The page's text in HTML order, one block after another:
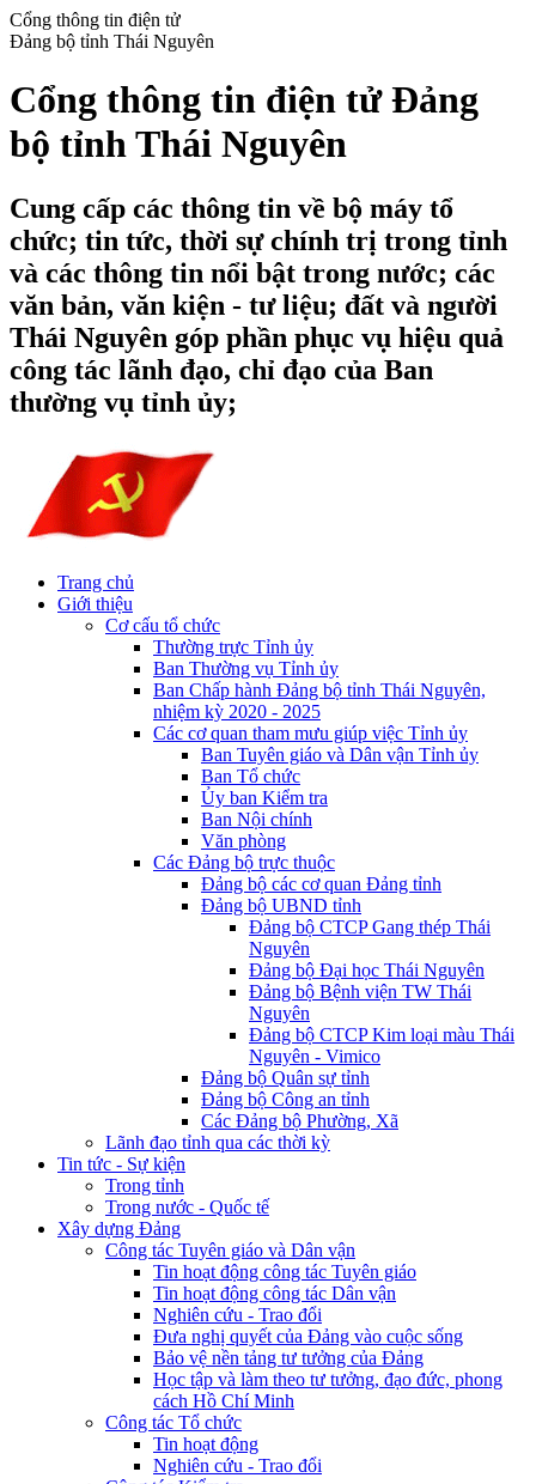
Cổng thông tin điện tử
Đảng bộ tỉnh Thái Nguyên
Cổng thông tin điện tử Đảng
bộ tỉnh Thái Nguyên
Cung cấp các thông tin về bộ máy tổ
chức; tin tức, thời sự chính trị trong tỉnh
và các thông tin nổi bật trong nước; các
văn bản, văn kiện - tư liệu; đất và người
Thái Nguyên góp phần phục vụ hiệu quả
công tác lãnh đạo, chỉ đạo của Ban
thường vụ tỉnh ủy;
Trang chủ
Giới thiệu
Cơ cấu tổ chức
Thường trực Tỉnh ủy
Ban Thường vụ Tỉnh ủy
Ban Chấp hành Đảng bộ tỉnh Thái Nguyên,
nhiệm kỳ 2020 - 2025
Các cơ quan tham mưu giúp việc Tỉnh ủy
Ban Tuyên giáo và Dân vận Tỉnh ủy
Ban Tổ chức
Ủy ban Kiểm tra
Ban Nội chính
Văn phòng
Các Đảng bộ trực thuộc
Đảng bộ các cơ quan Đảng tỉnh
Đảng bộ UBND tỉnh
Đảng bộ CTCP Gang thép Thái
Nguyên
Đảng bộ Đại học Thái Nguyên
Đảng bộ Bệnh viện TW Thái
Nguyên
Đảng bộ CTCP Kim loại màu Thái
Nguyên - Vimico
Đảng bộ Quân sự tỉnh
Đảng bộ Công an tỉnh
Các Đảng bộ Phường, Xã
Lãnh đạo tỉnh qua các thời kỳ
Tin tức - Sự kiện
Trong tỉnh
Trong nước - Quốc tế
Xây dựng Đảng
Công tác Tuyên giáo và Dân vận
Tin hoạt động công tác Tuyên giáo
Tin hoạt động công tác Dân vận
Nghiên cứu - Trao đổi
Đưa nghị quyết của Đảng vào cuộc sống
Bảo vệ nền tảng tư tưởng của Đảng
Học tập và làm theo tư tưởng, đạo đức, phong
cách Hồ Chí Minh
Công tác Tổ chức
Tin hoạt động
Nghiên cứu - Trao đổi